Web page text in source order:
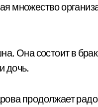
множество
Она состоит в
дочь.
продолжает